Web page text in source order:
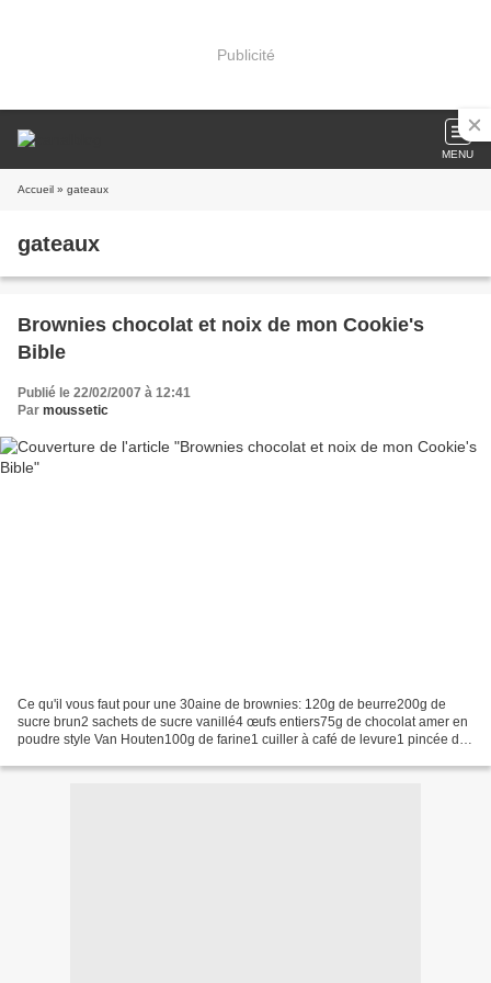
Publicité
MENU
Accueil » gateaux
gateaux
Brownies chocolat et noix de mon Cookie's
Bible
Publié le 22/02/2007 à 12:41
Par moussetic
Ce qu'il vous faut pour une 30aine de brownies: 120g de beurre200g de
sucre brun2 sachets de sucre vanillé4 œufs entiers75g de chocolat amer en
poudre style Van Houten100g de farine1 cuiller à café de levure1 pincée de